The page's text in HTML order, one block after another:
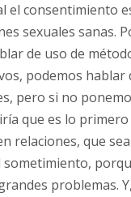
el consentimiento
sexuales sanas.
de uso de
podemos hablar
pero si no
que es lo
relaciones, que
sometimiento,
problemas.